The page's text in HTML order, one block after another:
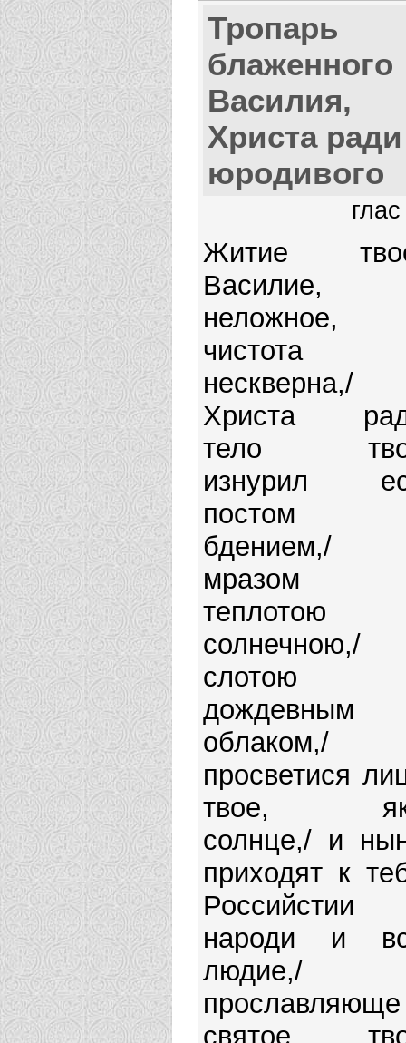
Тропарь
блаженного
Василия,
Христа ради
юродивого
Житие
Василие,
неложное,
чистота
нескверна,/
Христа
тело
изнурил
постом
бдением,/
мразом
теплотою
солнечною,/
слотою
дождевным
облаком,/
просветися
твое,
солнце,/ и
приходят к
Российстии
народи и
людие,/
прославляюще
святое